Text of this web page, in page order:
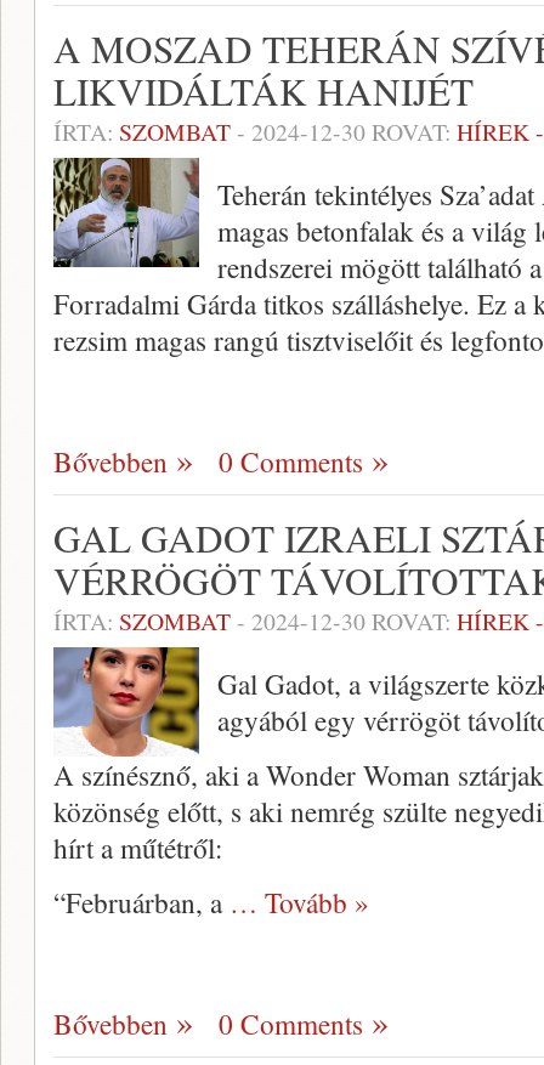
A MOSZAD TEHERÁN
LIKVIDÁLTÁK HANIJÉT
ÍRTA: SZOMBAT- 2024-12-30ROVAT: HÍREK
Teherán tekintélyes
magas betonfalak és a világ
rendszerei mögött található
Forradalmi Gárda titkos szálláshelye. Ez
rezsim magas rangú tisztviselőit és
Bővebben 0 Comments
GAL GADOT IZRAELI
VÉRRÖGÖT
ÍRTA: SZOMBAT- 2024-12-30ROVAT: HÍREK
Gal Gadot, a világszerte
agyából egy vérrögöt
A színésznő, aki a Wonder Woman
közönség előtt, s aki nemrég szülte
hírt a műtétről:
“Februárban, a … Tovább »
Bővebben 0 Comments